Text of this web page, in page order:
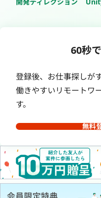
60秒
登録後、お仕事探しが
働きやすいリモートワ
す。
無料